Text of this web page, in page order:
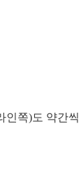
인쪽)도 약간씩